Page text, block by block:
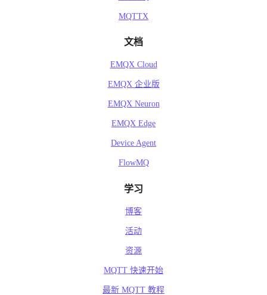
MQTTX
文档
EMQX Cloud
EMQX 企业版
EMQX Neuron
EMQX Edge
Device Agent
FlowMQ
学习
博客
活动
资源
MQTT 快速开始
最新 MQTT 教程